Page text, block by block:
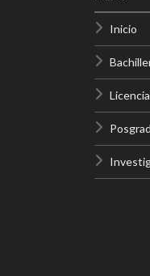
Inicio